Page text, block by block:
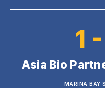
1
Asia Bio
MARINA BAY